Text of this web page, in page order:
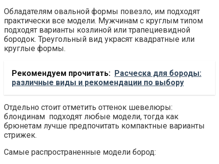
Обладателям овальной формы повезло, им подходят
практически все модели. Мужчинам с круглым типом
подходят варианты козлиной или трапециевидной
бородок. Треугольный вид украсят квадратные или
круглые формы.
Рекомендуем прочитать: Расческа для бороды:
различные виды и рекомендации по выбору
Отдельно стоит отметить оттенок шевелюры:
блондинам подходят любые модели, тогда как
брюнетам лучше предпочитать компактные варианты
стрижек.
Самые распространенные модели бород: